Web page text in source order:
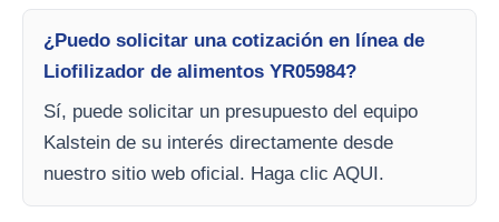
¿Puedo solicitar una cotización en línea de
Liofilizador de alimentos YR05984?
Sí, puede solicitar un presupuesto del equipo
Kalstein de su interés directamente desde
nuestro sitio web oficial. Haga clic AQUI.